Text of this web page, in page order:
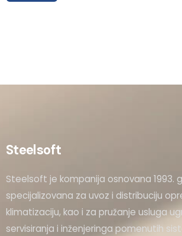
Steelsoft
Steelsoft je kompanija osnovana 1993.
specijalizovana za uvoz i distribuciju
klimatizaciju, kao i za pružanje usluga
servisiranja i inženjeringa pomenutih